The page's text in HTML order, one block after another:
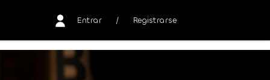
Entrar / Registrarse